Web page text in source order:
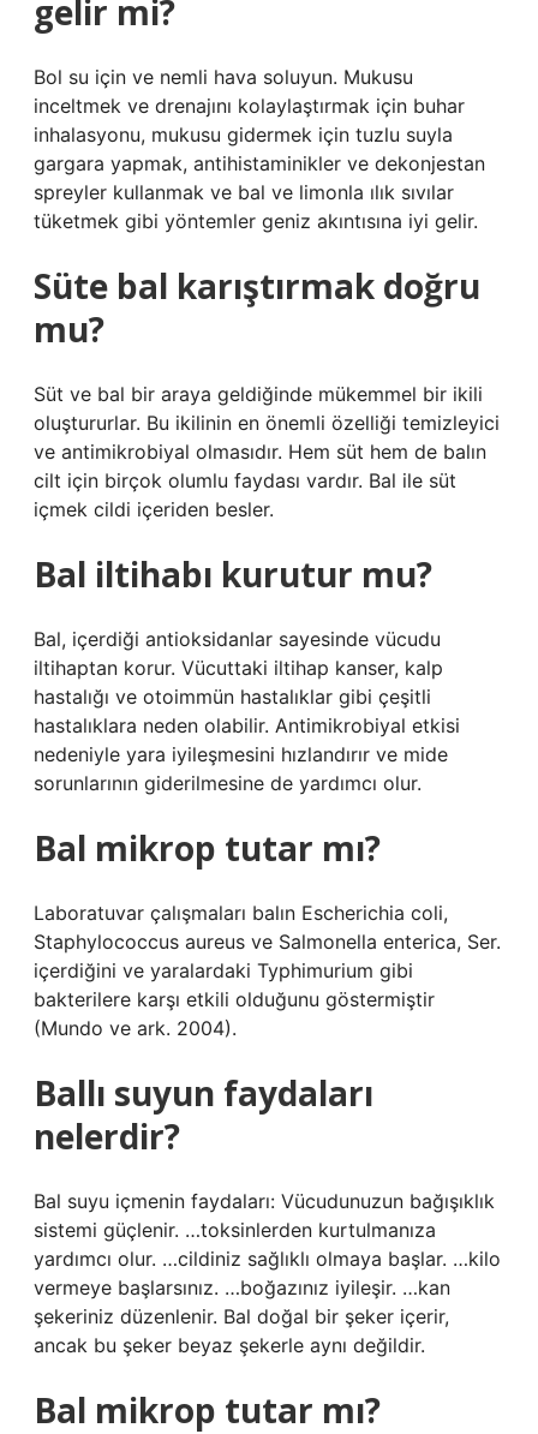
gelir mi?
Bol su için ve nemli hava soluyun. Mukusu
inceltmek ve drenajını kolaylaştırmak için buhar
inhalasyonu, mukusu gidermek için tuzlu suyla
gargara yapmak, antihistaminikler ve dekonjestan
spreyler kullanmak ve bal ve limonla ılık sıvılar
tüketmek gibi yöntemler geniz akıntısına iyi gelir.
Süte bal karıştırmak doğru
mu?
Süt ve bal bir araya geldiğinde mükemmel bir ikili
oluştururlar. Bu ikilinin en önemli özelliği temizleyici
ve antimikrobiyal olmasıdır. Hem süt hem de balın
cilt için birçok olumlu faydası vardır. Bal ile süt
içmek cildi içeriden besler.
Bal iltihabı kurutur mu?
Bal, içerdiği antioksidanlar sayesinde vücudu
iltihaptan korur. Vücuttaki iltihap kanser, kalp
hastalığı ve otoimmün hastalıklar gibi çeşitli
hastalıklara neden olabilir. Antimikrobiyal etkisi
nedeniyle yara iyileşmesini hızlandırır ve mide
sorunlarının giderilmesine de yardımcı olur.
Bal mikrop tutar mı?
Laboratuvar çalışmaları balın Escherichia coli,
Staphylococcus aureus ve Salmonella enterica, Ser.
içerdiğini ve yaralardaki Typhimurium gibi
bakterilere karşı etkili olduğunu göstermiştir
(Mundo ve ark. 2004).
Ballı suyun faydaları
nelerdir?
Bal suyu içmenin faydaları: Vücudunuzun bağışıklık
sistemi güçlenir. …toksinlerden kurtulmanıza
yardımcı olur. …cildiniz sağlıklı olmaya başlar. …kilo
vermeye başlarsınız. …boğazınız iyileşir. …kan
şekeriniz düzenlenir. Bal doğal bir şeker içerir,
ancak bu şeker beyaz şekerle aynı değildir.
Bal mikrop tutar mı?